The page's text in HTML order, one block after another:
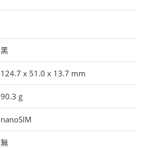
黑
124.7 x 51.0 x 13.7 mm
90.3 g
nanoSIM
無